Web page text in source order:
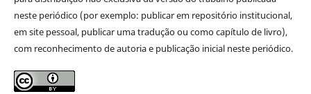
neste periódico (por exemplo: publicar em repositório institucional,
em site pessoal, publicar uma tradução ou como capítulo de livro),
com reconhecimento de autoria e publicação inicial neste periódico.